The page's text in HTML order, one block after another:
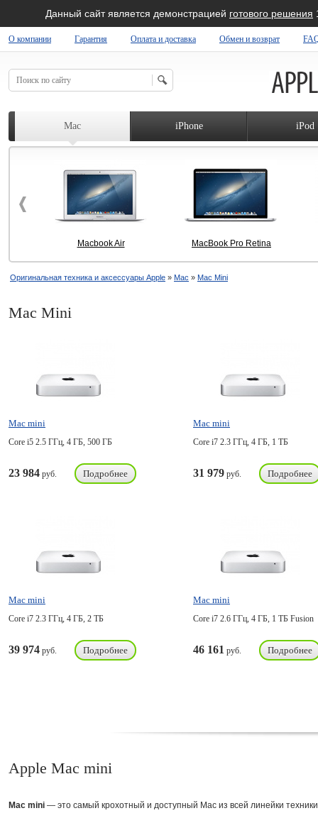
Данный сайт является демонстрацией готового решения
О компании Гарантия Оплата и доставка Обмен и возврат
Mac iPhone iPod
Macbook Air MacBook Pro Retina
Оригинальная техника и аксессуары Apple » Mac » Mac Mini
Mac Mini
Mac mini
Core i5 2.5 ГГц, 4 ГБ, 500 ГБ
23 984 руб. Подробнее
Mac mini
Core i7 2.3 ГГц, 4 ГБ, 1 ТБ
31 979 руб. Подробнее
Mac mini
Core i7 2.3 ГГц, 4 ГБ, 2 ТБ
39 974 руб. Подробнее
Mac mini
Core i7 2.6 ГГц, 4 ГБ, 1 TБ Fusion
46 161 руб. Подробнее
Apple Mac mini
Mac mini — это самый крохотный и доступный Mac из всей линейки